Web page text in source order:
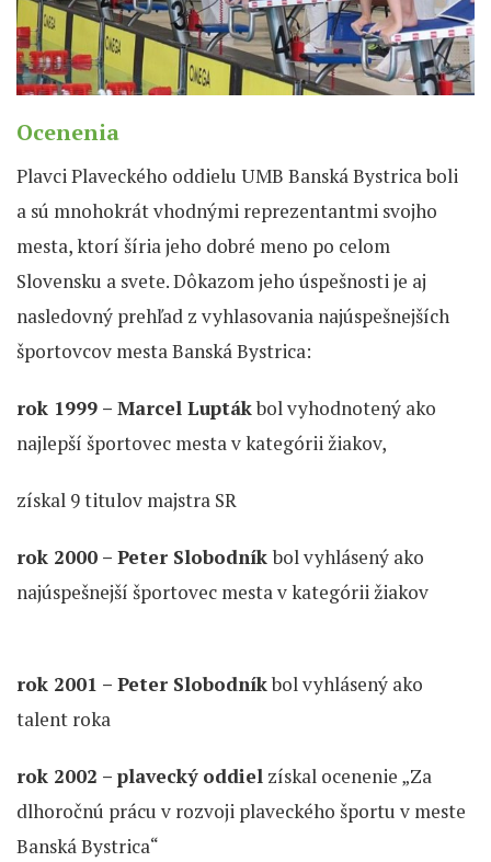
Ocenenia
Plavci Plaveckého oddielu UMB Banská Bystrica boli
a sú mnohokrát vhodnými reprezentantmi svojho
mesta, ktorí šíria jeho dobré meno po celom
Slovensku a svete. Dôkazom jeho úspešnosti je aj
nasledovný prehľad z vyhlasovania najúspešnejších
športovcov mesta Banská Bystrica:
rok 1999 – Marcel Luptákbol vyhodnotený ako
najlepší športovec mesta v kategórii žiakov,
získal 9 titulov majstra SR
rok 2000 – Peter Slobodníkbol vyhlásený ako
najúspešnejší športovec mesta v kategórii žiakov
rok 2001 – Peter Slobodníkbol vyhlásený ako
talent roka
rok 2002 – plavecký oddiel získal ocenenie „Za
dlhoročnú prácu v rozvoji plaveckého športu v meste
Banská Bystrica“